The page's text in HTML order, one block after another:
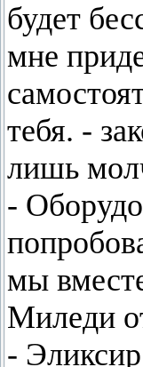
будет
мне
тебя. -
лишь
-
мы
Миледи
-